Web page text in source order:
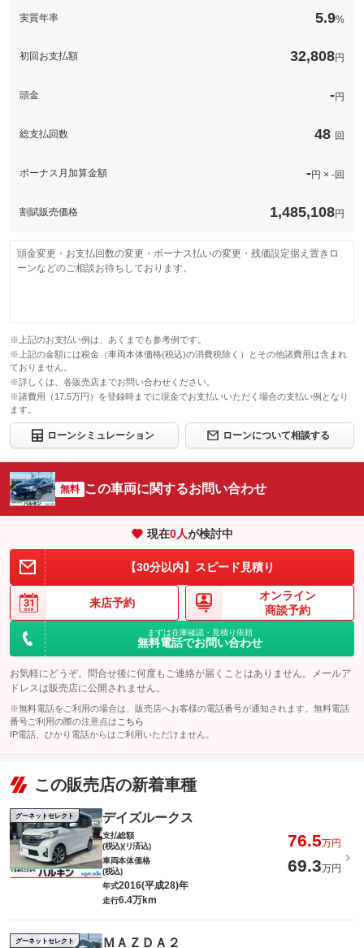
保証
と安心の価格設定であなたのカーライフを強力にサポート！全国
す。専任のオペレーターが対応するため、修理の承認から作業の
修理回数・
国産車の場合、車両本体価格（税込）を上限とします。車両本体
免責金
じたエンジン本体及びトランスミッションの交換又はオーバーホ
ールについて、本保証に基づき保証修理を行う責任を負わないも
のとします。
ビスの有無
このパックの見積もり依頼（無料）
実質年率 5.9%
初回お支払額 32,808円
頭金 -円
総支払回数 48 回
ボーナス月加算金額 -円 × -回
割賦販売価格 1,485,108円
頭金変更・お支払回数の変更・ボーナス払いの変更・残価設定据え置きロ
ーンなどのご相談お待ちしております。
※上記のお支払い例は、あくまでも参考例です。
※上記の金額には税金（車両本体価格(税込)の消費税除く）とその他諸費用は含まれ
ておりません。
※詳しくは、各販売店までお問い合わせください。
※諸費用（17.5万円）を登録時までに現金でお支払いいただく場合の支払い例となり
ます。
ローンシミュレーション ローンについて相談する
無料 この車両に関するお問い合わせ
現在0人が検討中
【30分以内】スピード見積り
来店予約
オンライン
商談予約
まずは在庫確認・見積り依頼
無料電話でお問い合わせ
お気軽にどうぞ。問合せ後に何度もご連絡が届くことはありません。メールア
ドレスは販売店に公開されません。
※無料電話をご利用の場合は、販売店へお客様の電話番号が通知されます。無料電話
番号ご利用の際の注意点は こちら
IP電話、ひかり電話からはご利用いただけません。
この販売店の新着車種
グーネットセレクト デイズルークス
支払総額
(税込)(リ済込)
76.5万円
車両本体価格
(税込)
69.3万円
年式2016(平成28)年
走行6.4万km
グーネットセレクト ＭＡＺＤＡ２